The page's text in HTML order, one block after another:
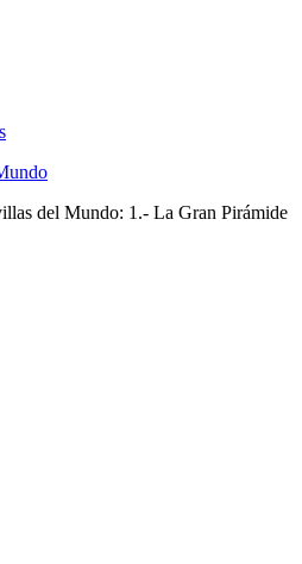
del Mundo: 1.- La Gran Pirámide